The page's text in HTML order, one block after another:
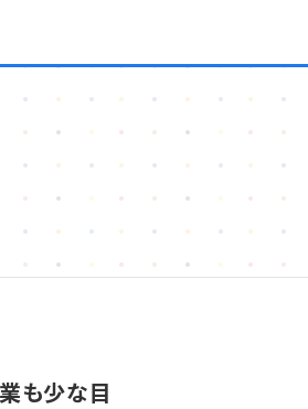
も少な目